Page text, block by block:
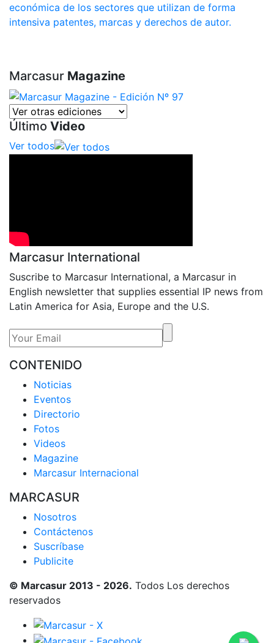
económica de los sectores que utilizan de forma
intensiva patentes, marcas y derechos de autor.
Marcasur Magazine
Último Video
Ver todos
Marcasur International
Suscribe to Marcasur International, a Marcasur in
English newsletter that supplies essential IP news from
Latin America for Asia, Europe and the U.S.
CONTENIDO
Noticias
Eventos
Directorio
Fotos
Videos
Magazine
Marcasur Internacional
MARCASUR
Nosotros
Contáctenos
Suscríbase
Publicite
© Marcasur 2013 - 2026. Todos Los derechos
reservados